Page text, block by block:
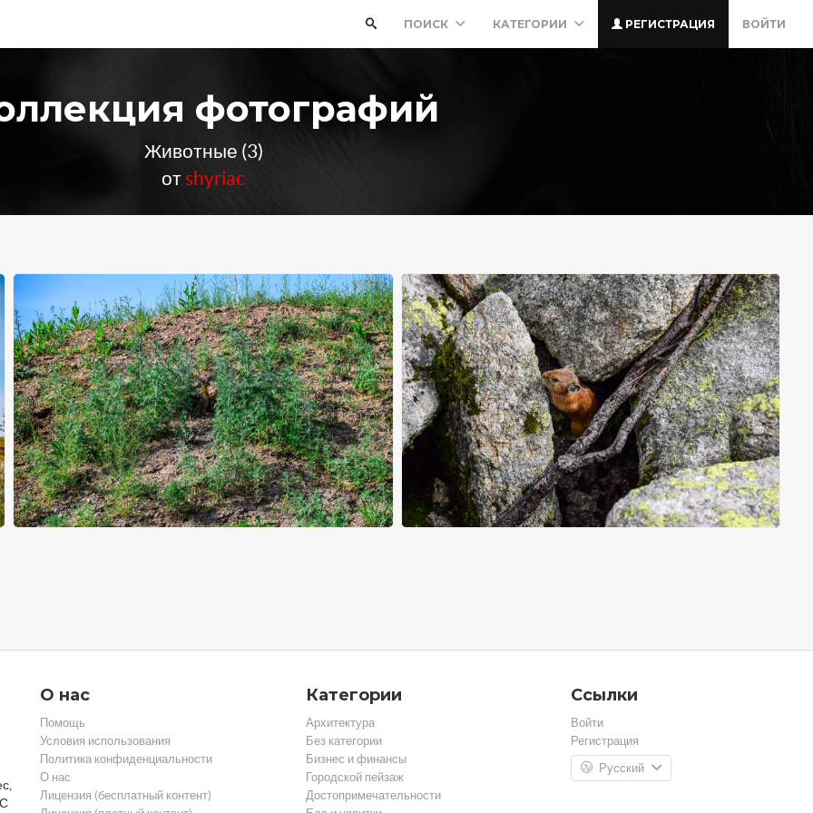
ПОИСК КАТЕГОРИИ РЕГИСТРАЦИЯ ВОЙТИ
фотографий
Животные (3)
от shyriac
О нас
Помощь
Условия использования
Политика конфиденциальности
О нас
Лицензия (бесплатный контент)
Категории
Архитектура
Без категории
Бизнес и финансы
Городской пейзаж
Достопримечательности
Ссылки
Войти
Регистрация
Русский